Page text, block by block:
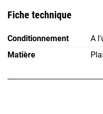
Fiche technique
Conditionnement
A
Matière